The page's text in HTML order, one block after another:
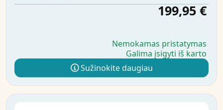
199,95 €
Nemokamas pristatymas
Galima įsigyti iš karto
Sužinokite daugiau